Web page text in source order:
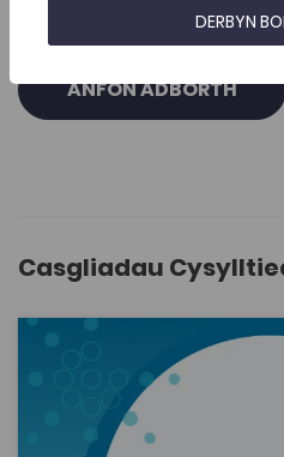
ANFON ADBORTH
Casgliadau
R. Gwynedd Parry,
Dyddiad cyhoeddi: 2011
R. Gwynedd Parry,
Penbleth Geltaidd?' (2011)
DERBYN